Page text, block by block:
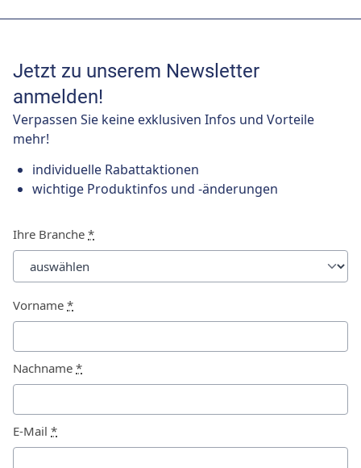
Jetzt zu unserem Newsletter
anmelden!
Verpassen Sie keine exklusiven Infos und Vorteile
mehr!
individuelle Rabattaktionen
wichtige Produktinfos und -änderungen
Ihre Branche *
Vorname *
Nachname *
E-Mail *